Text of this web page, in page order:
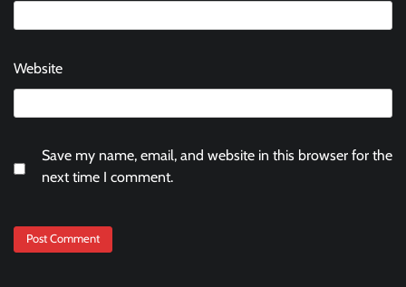
Website
Save my name, email, and website in this browser for the
next time I comment.